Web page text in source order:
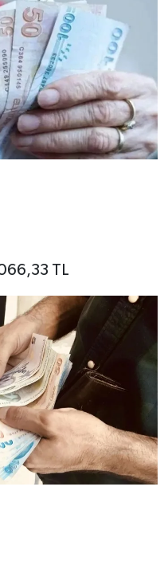
TL